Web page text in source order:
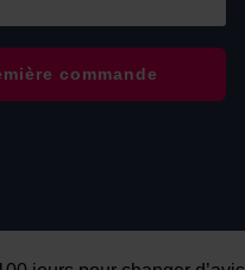
commande